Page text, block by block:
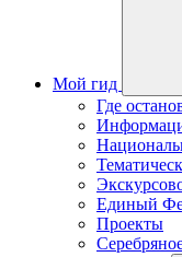
Мой гид
Где
Единый
Проекты